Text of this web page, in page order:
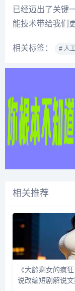
已经迈出了关键
能技术带给我们
相关标签： # 人
相关推荐
《大龄剩女的疯
说改编短剧解说